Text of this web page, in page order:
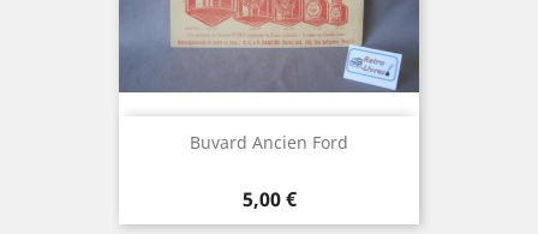
Buvard Ancien Ford
Prix
5,00 €